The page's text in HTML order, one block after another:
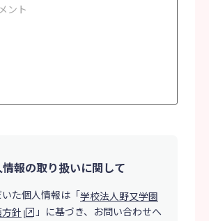
報の取り扱いに関して
た個人情報は「学校法人野又学園
針
」に基づき、 お問い合わせへ